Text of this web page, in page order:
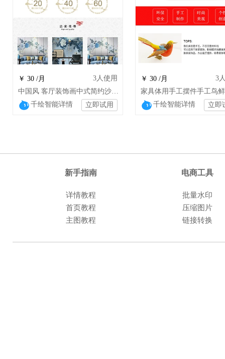
￥ 30 /月 3人使用
中国风 客厅装饰画中式简约沙发背景墙壁画装 gnx
千绘智能详情
立即试用
￥ 30 /月 3
千绘智能详情 立即
新手指南 电商工具
详情教程
批量水印
首页教程
压缩图片
主图教程
链接转换